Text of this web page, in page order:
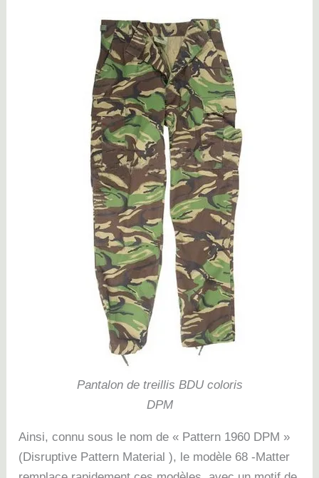
Pantalon de treillis BDU coloris
DPM
Ainsi, connu sous le nom de « Pattern 1960 DPM »
(Disruptive Pattern Material ), le modèle 68 -Matter